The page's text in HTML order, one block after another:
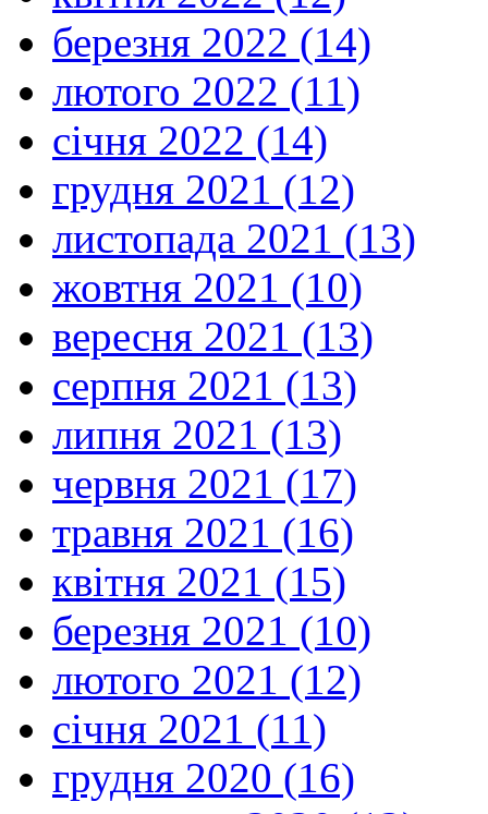
березня 2022 (14)
лютого 2022 (11)
січня 2022 (14)
грудня 2021 (12)
листопада 2021 (13)
жовтня 2021 (10)
вересня 2021 (13)
серпня 2021 (13)
липня 2021 (13)
червня 2021 (17)
травня 2021 (16)
квітня 2021 (15)
березня 2021 (10)
лютого 2021 (12)
січня 2021 (11)
грудня 2020 (16)